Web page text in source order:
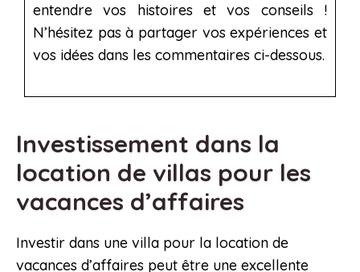
entendre vos histoires et vos conseils !
N’hésitez pas à partager vos expériences et
vos idées dans les commentaires ci-dessous.
Investissement dans la
location de villas pour les
vacances d’affaires
Investir dans une villa pour la location de
vacances d’affaires peut être une excellente